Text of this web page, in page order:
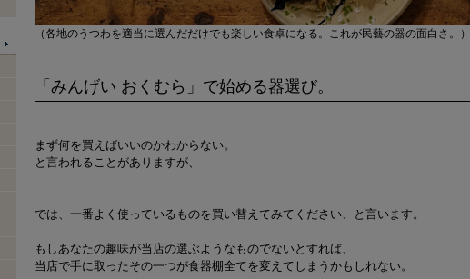
（各地のうつわを適当に選んだだけでも楽しい食卓になる。これが民藝の器の面白さ。）
「みんげい おくむら」で始める器選び。
まず何を買えばいいのかわからない。
と言われることがありますが、
では、一番よく使っているものを買い替えてみてください、と言います。
もしあなたの趣味が当店の選ぶようなものでないとすれば、
当店で手に取ったその一つが食器棚全てを変えてしまうかもしれない。